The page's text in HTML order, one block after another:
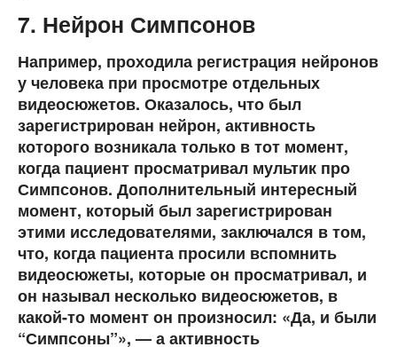
7. Нейрон Симпсонов
Например, проходила регистрация нейронов
у человека при просмотре отдельных
видеосюжетов. Оказалось, что был
зарегистрирован нейрон, активность
которого возникала только в тот момент,
когда пациент просматривал мультик про
Симпсонов. Дополнительный интересный
момент, который был зарегистрирован
этими исследователями, заключался в том,
что, когда пациента просили вспомнить
видеосюжеты, которые он просматривал, и
он называл несколько видеосюжетов, в
какой-то момент он произносил: «Да, и были
“Симпсоны”», — а активность